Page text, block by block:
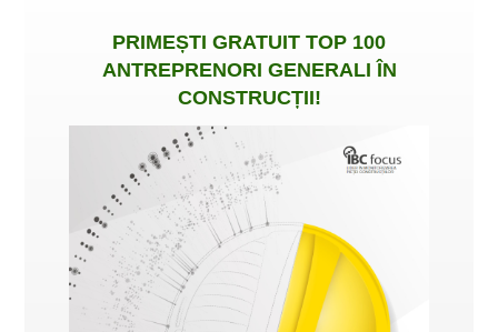
PRIMEȘTI GRATUIT TOP 100
ANTREPRENORI GENERALI ÎN
CONSTRUCȚII!